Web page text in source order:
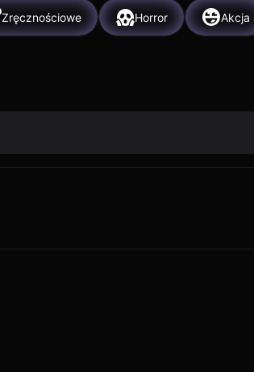
Zręcznościowe Horror Akcja